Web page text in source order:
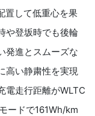
置して低重心を果
や登坂時でも後輪
発進とスムーズな
高い静粛性を実現
電走行距離がWLTC
ードで161Wh/km